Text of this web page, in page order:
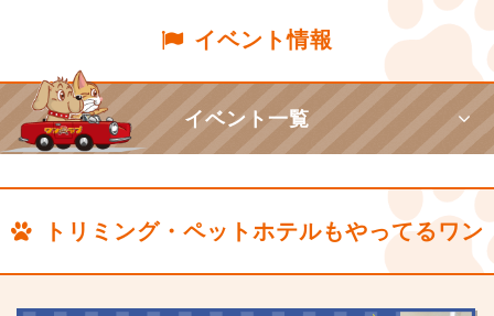
イベント情報
イベント一覧
トリミング・ペットホテルもやってるワン